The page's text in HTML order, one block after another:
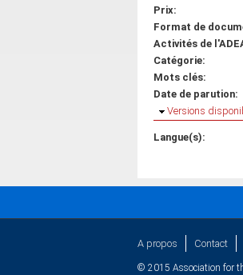
Prix:
Format de
Activités de
Catégorie:
Mots clés:
Date de parution:
Masquer
Versions
Langue(s):
A propos Contact
© 2015 Association for